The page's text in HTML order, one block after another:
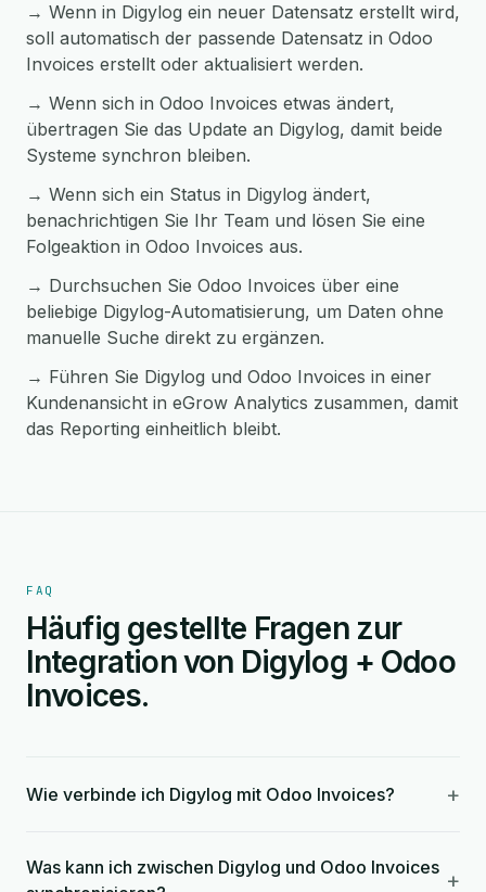
→ Wenn in Digylog ein neuer Datensatz erstellt wird,
soll automatisch der passende Datensatz in Odoo
Invoices erstellt oder aktualisiert werden.
→ Wenn sich in Odoo Invoices etwas ändert,
übertragen Sie das Update an Digylog, damit beide
Systeme synchron bleiben.
→ Wenn sich ein Status in Digylog ändert,
benachrichtigen Sie Ihr Team und lösen Sie eine
Folgeaktion in Odoo Invoices aus.
→ Durchsuchen Sie Odoo Invoices über eine
beliebige Digylog-Automatisierung, um Daten ohne
manuelle Suche direkt zu ergänzen.
→ Führen Sie Digylog und Odoo Invoices in einer
Kundenansicht in eGrow Analytics zusammen, damit
das Reporting einheitlich bleibt.
FAQ
Häufig gestellte Fragen zur
Integration von Digylog + Odoo
Invoices.
Wie verbinde ich Digylog mit Odoo Invoices? +
Was kann ich zwischen Digylog und Odoo Invoices +